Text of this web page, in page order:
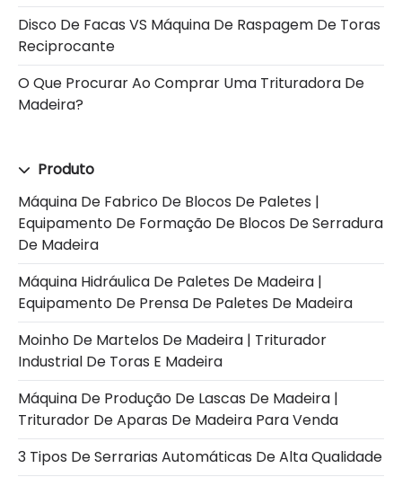
Disco De Facas VS Máquina De Raspagem De Toras
Reciprocante
O Que Procurar Ao Comprar Uma Trituradora De
Madeira?
Produto
Máquina De Fabrico De Blocos De Paletes |
Equipamento De Formação De Blocos De Serradura
De Madeira
Máquina Hidráulica De Paletes De Madeira |
Equipamento De Prensa De Paletes De Madeira
Moinho De Martelos De Madeira | Triturador
Industrial De Toras E Madeira
Máquina De Produção De Lascas De Madeira |
Triturador De Aparas De Madeira Para Venda
3 Tipos De Serrarias Automáticas De Alta Qualidade